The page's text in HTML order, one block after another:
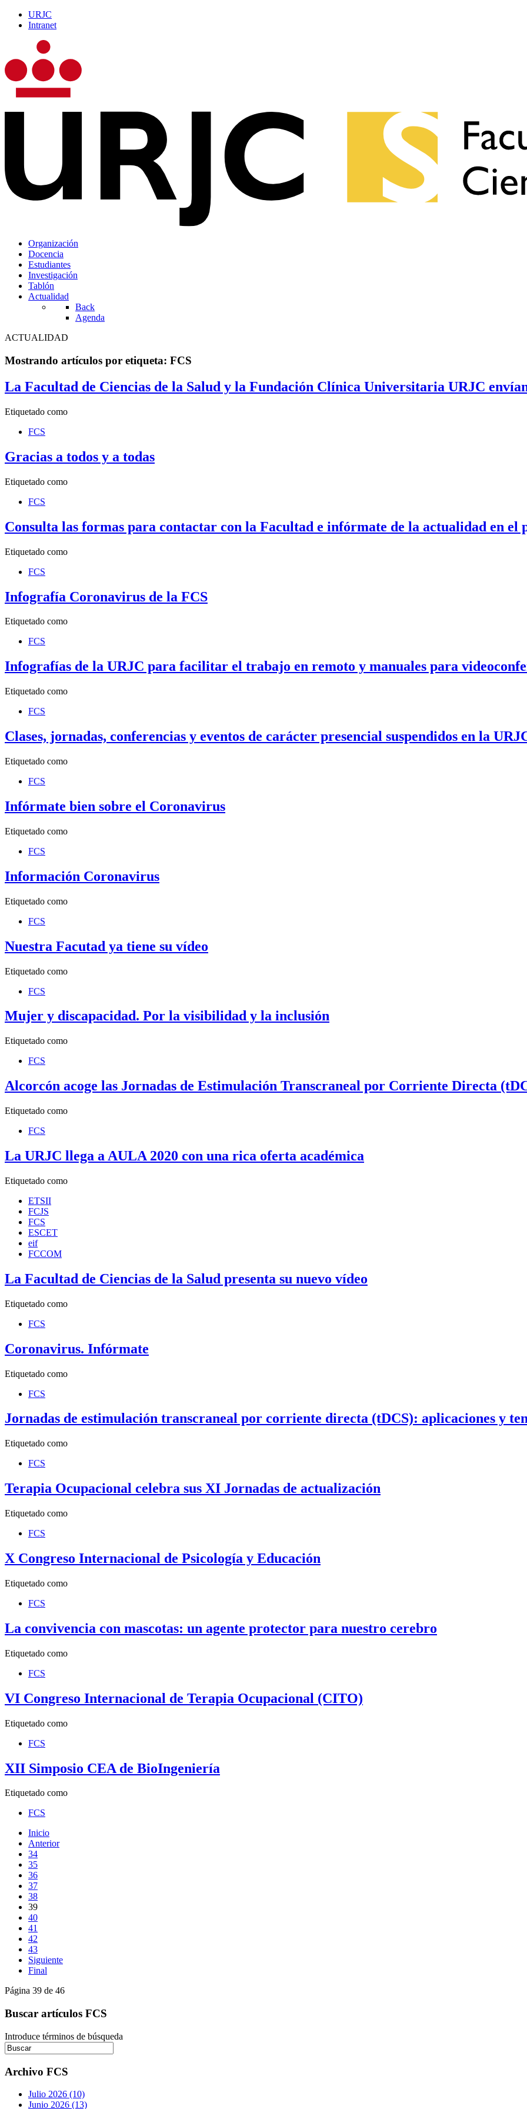
URJC
Intranet
Organización
Docencia
Estudiantes
Investigación
Tablón
Actualidad
Back
Agenda
ACTUALIDAD
Mostrando artículos por etiqueta: FCS
La Facultad de Ciencias de la Salud y la Fundación Clínica Universitaria URJC
Etiquetado como
FCS
Gracias a todos y a todas
Etiquetado como
FCS
Consulta las formas para contactar con la Facultad e infórmate de la actualidad en el
Etiquetado como
FCS
Infografía Coronavirus de la FCS
Etiquetado como
FCS
Infografías de la URJC para facilitar el trabajo en remoto y manuales para
Etiquetado como
FCS
Clases, jornadas, conferencias y eventos de carácter presencial suspendidos en la
Etiquetado como
FCS
Infórmate bien sobre el Coronavirus
Etiquetado como
FCS
Información Coronavirus
Etiquetado como
FCS
Nuestra Facutad ya tiene su vídeo
Etiquetado como
FCS
Mujer y discapacidad. Por la visibilidad y la inclusión
Etiquetado como
FCS
Alcorcón acoge las Jornadas de Estimulación Transcraneal por Corriente Directa
Etiquetado como
FCS
La URJC llega a AULA 2020 con una rica oferta académica
Etiquetado como
ETSII
FCJS
FCS
ESCET
eif
FCCOM
La Facultad de Ciencias de la Salud presenta su nuevo vídeo
Etiquetado como
FCS
Coronavirus. Infórmate
Etiquetado como
FCS
Jornadas de estimulación transcraneal por corriente directa (tDCS): aplicaciones y
Etiquetado como
FCS
Terapia Ocupacional celebra sus XI Jornadas de actualización
Etiquetado como
FCS
X Congreso Internacional de Psicología y Educación
Etiquetado como
FCS
La convivencia con mascotas: un agente protector para nuestro cerebro
Etiquetado como
FCS
VI Congreso Internacional de Terapia Ocupacional (CITO)
Etiquetado como
FCS
XII Simposio CEA de BioIngeniería
Etiquetado como
FCS
Inicio
Anterior
34
35
36
37
38
39
40
41
42
43
Siguiente
Final
Página 39 de 46
Buscar artículos FCS
Introduce términos de búsqueda
Archivo FCS
Julio 2026 (10)
Junio 2026 (13)